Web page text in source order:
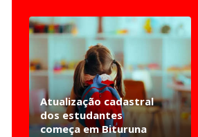
Atualização cadastral
dos estudantes
começa em Bituruna